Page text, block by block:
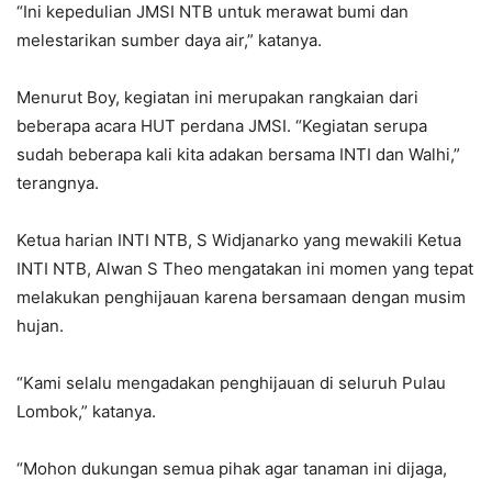
“Ini kepedulian JMSI NTB untuk merawat bumi dan
melestarikan sumber daya air,” katanya.
Menurut Boy, kegiatan ini merupakan rangkaian dari
beberapa acara HUT perdana JMSI. “Kegiatan serupa
sudah beberapa kali kita adakan bersama INTI dan Walhi,”
terangnya.
Ketua harian INTI NTB, S Widjanarko yang mewakili Ketua
INTI NTB, Alwan S Theo mengatakan ini momen yang tepat
melakukan penghijauan karena bersamaan dengan musim
hujan.
“Kami selalu mengadakan penghijauan di seluruh Pulau
Lombok,” katanya.
“Mohon dukungan semua pihak agar tanaman ini dijaga,